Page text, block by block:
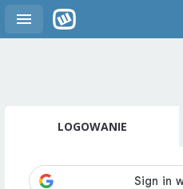
LOGOWANIE